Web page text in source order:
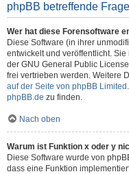
phpBB betreffende
Wer hat diese Forensoftware
Diese Software (in ihrer
entwickelt und veröffentlicht.
der GNU General Public
frei vertrieben werden. Weitere
auf der Seite von phpBB Limited
phpBB.de zu finden.
Nach oben
Warum ist Funktion x oder y
Diese Software wurde von
dass eine Funktion